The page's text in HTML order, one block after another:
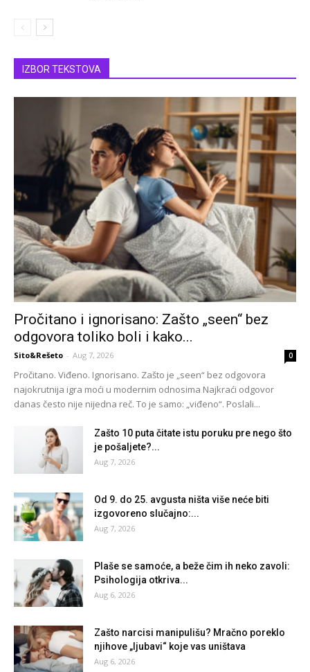
IZBOR TEKSTOVA
Pročitano i ignorisano: Zašto „seen“ bez
odgovora toliko boli i kako...
Sito&Rešeto - Aug 7, 2026 0
Pročitano. Viđeno. Ignorisano. Zašto je „seen“ bez odgovora
najokrutnija igra moći u modernim odnosima Najkraći odgovor
danas često nije nijedna reč. To je samo: „viđeno“. Poslali...
Zašto 10 puta čitate istu poruku pre nego što
je pošaljete?...
Aug 7, 2026
Od 9. do 25. avgusta ništa više neće biti
izgovoreno slučajno:...
Aug 7, 2026
Plaše se samoće, a beže čim ih neko zavoli:
Psihologija otkriva...
Aug 6, 2026
Zašto narcisi manipulišu? Mračno poreklo
njihove „ljubavi“ koje vas uništava
Aug 6, 2026